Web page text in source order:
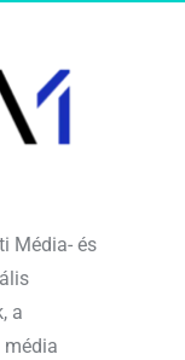
Média- és
a